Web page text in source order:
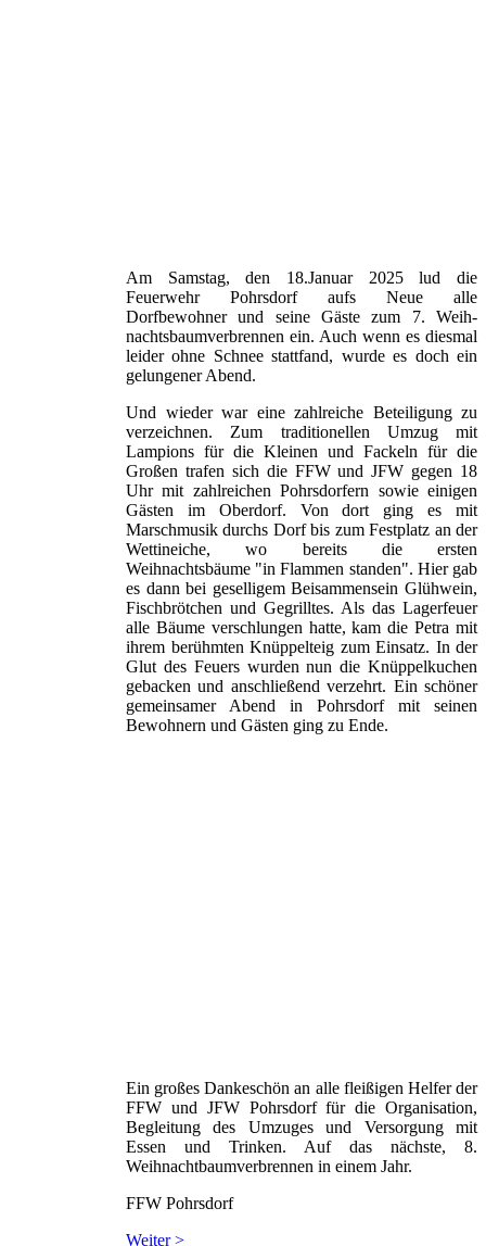
Am Samstag, den 18.Januar 2025 lud die
Feuerwehr Pohrsdorf aufs Neue alle
Dorfbewohner und seine Gäste zum 7. Weih-
nachtsbaumverbrennen ein. Auch wenn es diesmal
leider ohne Schnee stattfand, wurde es doch ein
gelungener Abend.
Und wieder war eine zahlreiche Beteiligung zu
verzeichnen. Zum traditionellen Umzug mit
Lampions für die Kleinen und Fackeln für die
Großen trafen sich die FFW und JFW gegen 18
Uhr mit zahlreichen Pohrsdorfern sowie einigen
Gästen im Oberdorf. Von dort ging es mit
Marschmusik durchs Dorf bis zum Festplatz an der
Wettineiche, wo bereits die ersten
Weihnachtsbäume "in Flammen standen". Hier gab
es dann bei geselligem Beisammensein Glühwein,
Fischbrötchen und Gegrilltes. Als das Lagerfeuer
alle Bäume verschlungen hatte, kam die Petra mit
ihrem berühmten Knüppelteig zum Einsatz. In der
Glut des Feuers wurden nun die Knüppelkuchen
gebacken und anschließend verzehrt. Ein schöner
gemeinsamer Abend in Pohrsdorf mit seinen
Bewohnern und Gästen ging zu Ende.
Ein großes Dankeschön an alle fleißigen Helfer der
FFW und JFW Pohrsdorf für die Organisation,
Begleitung des Umzuges und Versorgung mit
Essen und Trinken. Auf das nächste, 8.
Weihnachtbaumverbrennen in einem Jahr.
FFW Pohrsdorf
Weiter >